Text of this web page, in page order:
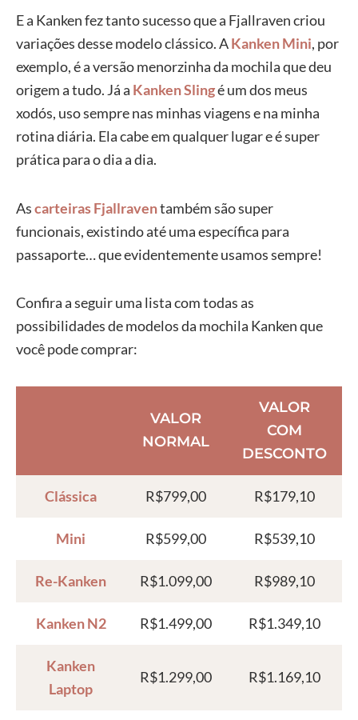
E a Kanken fez tanto sucesso que a Fjallraven criou
variações desse modelo clássico. AKanken Mini, por
exemplo, é a versão menorzinha da mochila que deu
origem a tudo. Já a Kanken Slingé um dos meus
xodós, uso sempre nas minhas viagens e na minha
rotina diária. Ela cabe em qualquer lugar e é super
prática para o dia a dia.
Ascarteiras Fjallraventambém são super
funcionais, existindo até uma específica para
passaporte… que evidentemente usamos sempre!
Confira a seguir uma lista com todas as
possibilidades de modelos da mochila Kanken que
você pode comprar:
VALOR
NORMAL
VALOR
COM
DESCONTO
Clássica R$799,00 R$179,10
Mini R$599,00 R$539,10
Re-Kanken R$1.099,00 R$989,10
Kanken N2 R$1.499,00 R$1.349,10
Kanken
Laptop
R$1.299,00 R$1.169,10